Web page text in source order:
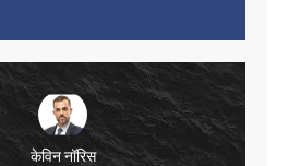
केविन नॉरिस